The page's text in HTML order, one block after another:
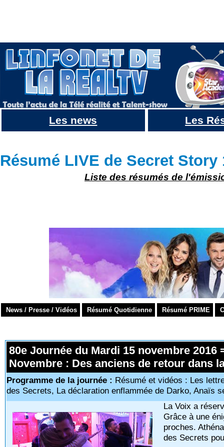
Les news Les
Résumé LIVE de Secret Story
Liste des résumés de
News / Presse / Vidéos Résumé Quotidienne Résumé PRIME
80e Journée du Mardi 15 novembre 2016
Novembre : Des anciens de retour dans
Programme de la journée : Résumé et vidéos : Les
des Secrets, La déclaration enflammée de Darko, Anaïs
La Voix a
Grâce à une
proches.
des Secrets